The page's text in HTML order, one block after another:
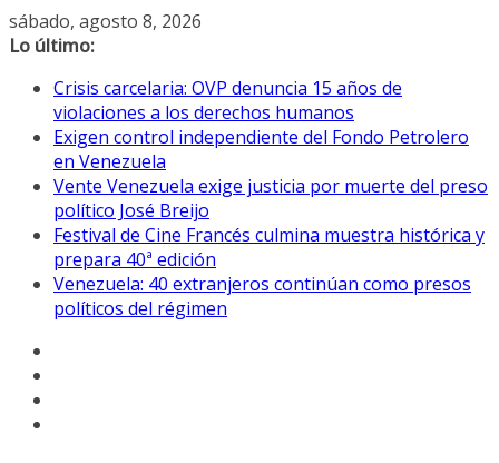
Saltar
al
sábado, agosto 8, 2026
Lo último:
Crisis carcelaria: OVP denuncia 15 años de
violaciones a los derechos humanos
Exigen control independiente del Fondo Petrolero
en Venezuela
Vente Venezuela exige justicia por muerte del preso
político José Breijo
Festival de Cine Francés culmina muestra histórica y
prepara 40ª edición
Venezuela: 40 extranjeros continúan como presos
políticos del régimen